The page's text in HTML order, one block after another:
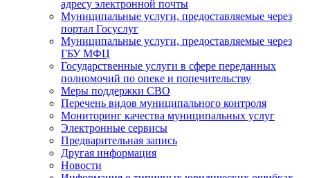
адресу электронной почты
Муниципальные услуги, предоставляемые через
портал Госуслуг
Муниципальные услуги, предоставляемые через
ГБУ МФЦ
Государственные услуги в сфере переданных
полномочий по опеке и попечительству
Меры поддержки СВО
Перечень видов муниципального контроля
Мониторинг качества муниципальных услуг
Электронные сервисы
Предварительная запись
Другая информация
Новости